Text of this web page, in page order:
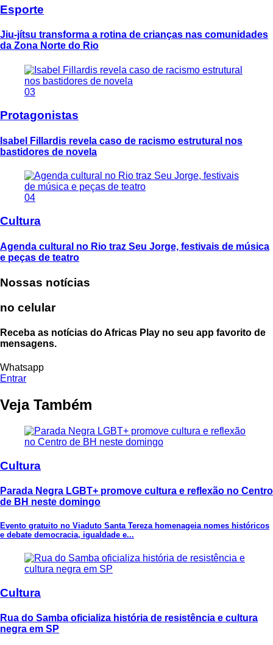
Esporte
Jiu-jítsu transforma a rotina de crianças nas comunidades
da Zona Norte do Rio
03
Protagonistas
Isabel Fillardis revela caso de racismo estrutural nos
bastidores de novela
04
Cultura
Agenda cultural no Rio traz Seu Jorge, festivais de música
e peças de teatro
Nossas notícias
no celular
Receba as notícias do Africas Play no seu app favorito de
mensagens.
Whatsapp
Entrar
Veja Também
Cultura
Parada Negra LGBT+ promove cultura e reflexão no Centro
de BH neste domingo
Evento gratuito no Viaduto Santa Tereza homenageia nomes históricos
e debate democracia, igualdade e...
Cultura
Rua do Samba oficializa história de resistência e cultura
negra em SP